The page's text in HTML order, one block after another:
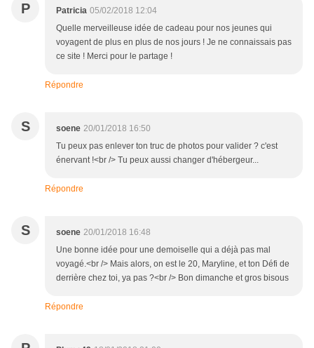
P Patricia 05/02/2018 12:04
Quelle merveilleuse idée de cadeau pour nos jeunes qui
voyagent de plus en plus de nos jours ! Je ne connaissais pas
ce site ! Merci pour le partage !
Répondre
S soene 20/01/2018 16:50
Tu peux pas enlever ton truc de photos pour valider ? c'est
énervant !<br /> Tu peux aussi changer d'hébergeur...
Répondre
S soene 20/01/2018 16:48
Une bonne idée pour une demoiselle qui a déjà pas mal
voyagé.<br /> Mais alors, on est le 20, Maryline, et ton Défi de
derrière chez toi, ya pas ?<br /> Bon dimanche et gros bisous
Répondre